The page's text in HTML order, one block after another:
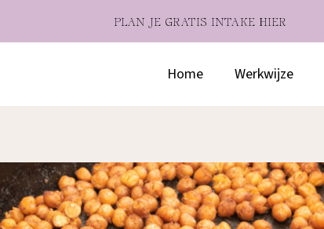
PLAN JE GRATIS INTAKE HIER
Home Werkwijze